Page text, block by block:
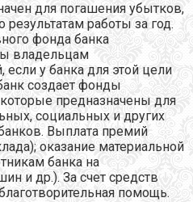
для погашения убытков,
работы за год.
фонда банка
владельцам
у банка для этой цели
создает фонды
предназначены для
социальных и других
Выплата премий
оказание материальной
банка на
и др.). За счет средств
помощь.